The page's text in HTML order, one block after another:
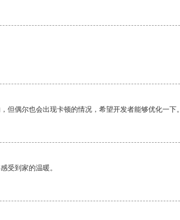
但偶尔也会出现卡顿的情况，希望开发者能够优化一下。
受到家的温暖。